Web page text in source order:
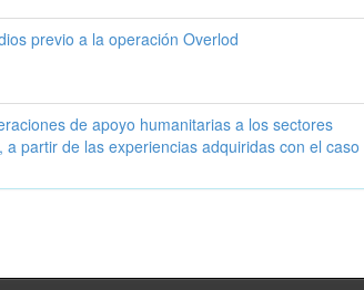
previo a la operación Overlod
de apoyo humanitarias a los sectores
partir de las experiencias adquiridas con el caso